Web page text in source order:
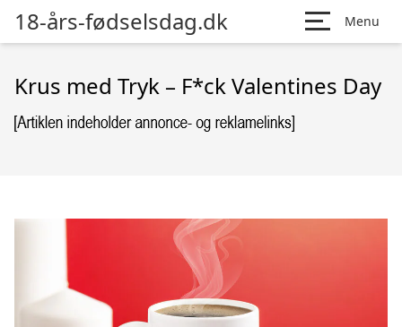
18-års-fødselsdag.dk Menu
Krus med Tryk – F*ck Valentines Day